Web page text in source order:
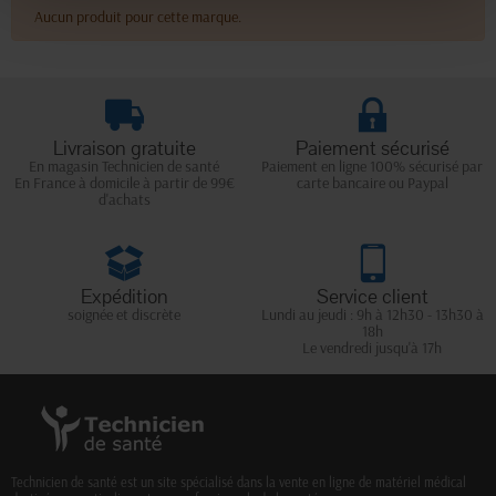
Aucun produit pour cette marque.
Livraison gratuite
En magasin Technicien de santé
En France à domicile à partir de 99€
d'achats
Paiement sécurisé
Paiement en ligne 100% sécurisé par
carte bancaire ou Paypal
Expédition
soignée et discrète
Service client
Lundi au jeudi : 9h à 12h30 - 13h30 à
18h
Le vendredi jusqu'à 17h
Technicien de santé est un site spécialisé dans la vente en ligne de matériel médical